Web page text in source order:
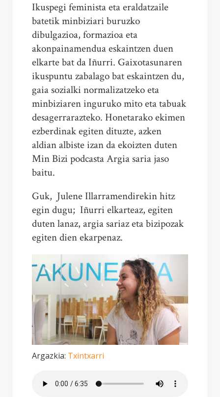
Ikuspegi feminista eta eraldatzaile
batetik minbiziari buruzko
dibulgazioa, formazioa eta
akonpainamendua eskaintzen duen
elkarte bat da Iñurri. Gaixotasunaren
ikuspuntu zabalago bat eskaintzen du,
gaia sozialki normalizatzeko eta
minbiziaren inguruko mito eta tabuak
desagerrarazteko. Honetarako ekimen
ezberdinak egiten dituzte, azken
aldian albiste izan da ekoizten duten
Min Bizi podcasta Argia saria jaso
baitu.
Guk, Julene Illarramendirekin hitz
egin dugu; Iñurri elkarteaz, egiten
duten lanaz, argia sariaz eta bizipozak
egiten dien ekarpenaz.
Argazkia: Txintxarri